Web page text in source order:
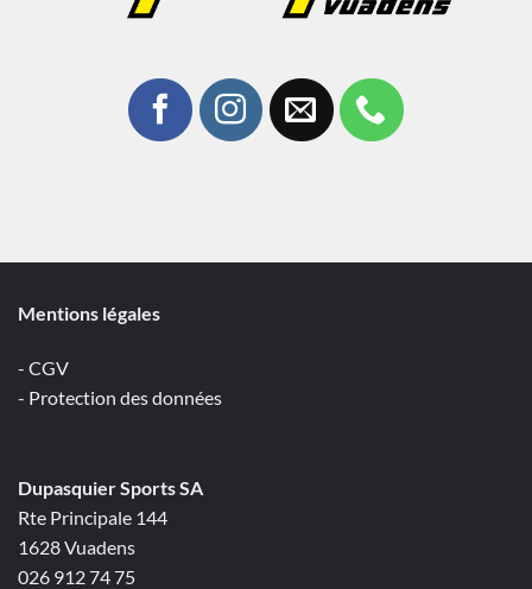
Mentions légales
- CGV
- Protection des données
Dupasquier Sports SA
Rte Principale 144
1628 Vuadens
026 912 74 75